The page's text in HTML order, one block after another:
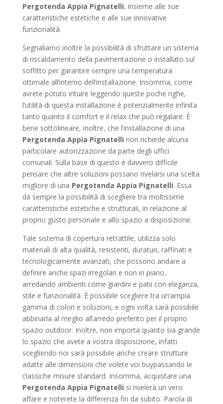
Pergotenda Appia Pignatelli, insieme alle sue
caratteristiche estetiche e alle sue innovative
funzionalità.
Segnaliamo inoltre la possibilità di sfruttare un sistema
di riscaldamento della pavimentazione o installato sul
soffitto per garantire sempre una temperatura
ottimale all’interno dell’installazione. Insomma, come
avrete potuto intuire leggendo queste poche righe,
l’utilità di questa installazione è potenzialmente infinita
tanto quanto il comfort e il relax che può regalare. È
bene sottolineare, inoltre, che l’installazione di una
Pergotenda Appia Pignatelli non richiede alcuna
particolare autorizzazione da parte degli uffici
comunali. Sulla base di questo è davvero difficile
pensare che altre soluzioni possano rivelarsi una scelta
migliore di una Pergotenda Appia Pignatelli. Essa
dà sempre la possibilità di scegliere tra moltissime
caratteristiche estetiche e strutturali, in relazione al
proprio gusto personale e allo spazio a disposizione.
Tale sistema di copertura retrattile, utilizza solo
materiali di alta qualità, resistenti, duraturi, raffinati e
tecnologicamente avanzati, che possono andare a
definire anche spazi irregolari e non in piano,
arredando ambienti come giardini e patii con eleganza,
stile e funzionalità. È possibile scegliere tra un’ampia
gamma di colori e soluzioni, e ogni volta sarà possibile
abbinarla al meglio all’arredo preferito per il proprio
spazio outdoor. Inoltre, non importa quanto sia grande
lo spazio che avete a vostra disposizione, infatti
scegliendo noi sarà possibile anche creare strutture
adatte alle dimensioni che volete voi buypassando le
classiche misure standard. Insomma, acquistare una
Pergotenda Appia Pignatelli si rivelerà un vero
affare e noterete la differenza fin da subito. Parola di